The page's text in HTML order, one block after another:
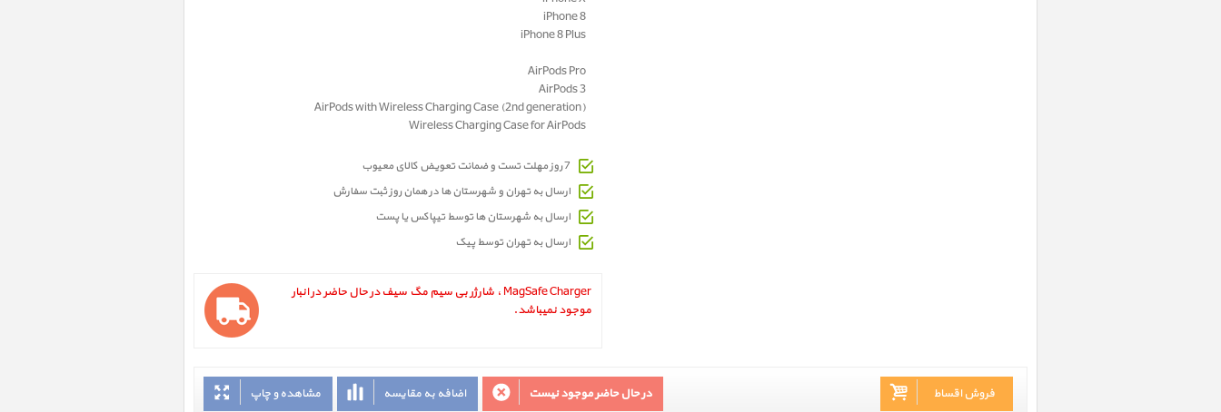
7 روز مهلت تست و ضمانت تعویض کالای معیوب
ارسال به تهران و شهرستان ها در همان روز ثبت سفارش
ارسال به شهرستان ها توسط تیپاکس یا پست
ارسال به تهران توسط پیک
MagSafe Charger ، شارژر بی سیم مگ سیف در حال حاضر در انبار
موجود نمیباشد.
مشاهده و چاپ اضافه به مقایسه در حال حاضر موجود نیست فروش اقساط